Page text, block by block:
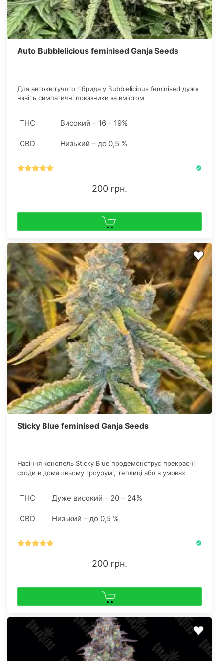
Auto Bubblelicious feminised Ganja Seeds
Для автоквітучого гібрида у Bubblelicious feminised дуже
навіть симпатичні показники за вмістом
починається від 16% і це дуже високий показник. Відразу
Bubblelicious явно не для початківців-коноплярів.
THC Високий – 16 – 19%
CBD Низький – до 0,5 %
200 грн.
Sticky Blue feminised Ganja Seeds
Насіння конопель Sticky Blue продемонструє прекрасні
сходи в домашньому гроурумі, теплиці або в умовах
THC Дуже високий – 20 – 24%
CBD Низький – до 0,5 %
200 грн.